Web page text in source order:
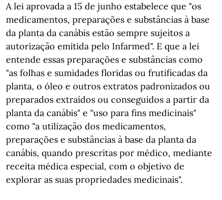
A lei aprovada a 15 de junho estabelece que "os
medicamentos, preparações e substâncias à base
da planta da canábis estão sempre sujeitos a
autorização emitida pelo Infarmed". E que a lei
entende essas preparações e substâncias como
"as folhas e sumidades floridas ou frutificadas da
planta, o óleo e outros extratos padronizados ou
preparados extraídos ou conseguidos a partir da
planta da canábis" e "uso para fins medicinais"
como "a utilização dos medicamentos,
preparações e substâncias à base da planta da
canábis, quando prescritas por médico, mediante
receita médica especial, com o objetivo de
explorar as suas propriedades medicinais".